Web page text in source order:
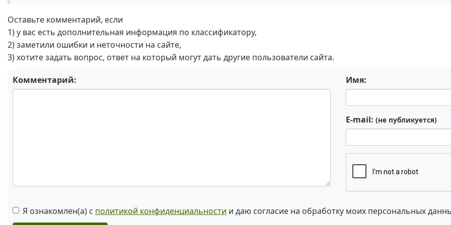
Оставьте комментарий, если
1) у вас есть дополнительная информация по классификатору,
2) заметили ошибки и неточности на сайте,
3) хотите задать вопрос, ответ на который могут дать другие пользователи сайта.
Комментарий: Имя:
E-mail: (не публикуется)
Я ознакомлен(а) с политикой конфиденциальности и даю согласие на обработку моих персональных